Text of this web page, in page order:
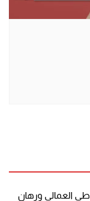
العمالي ورهان